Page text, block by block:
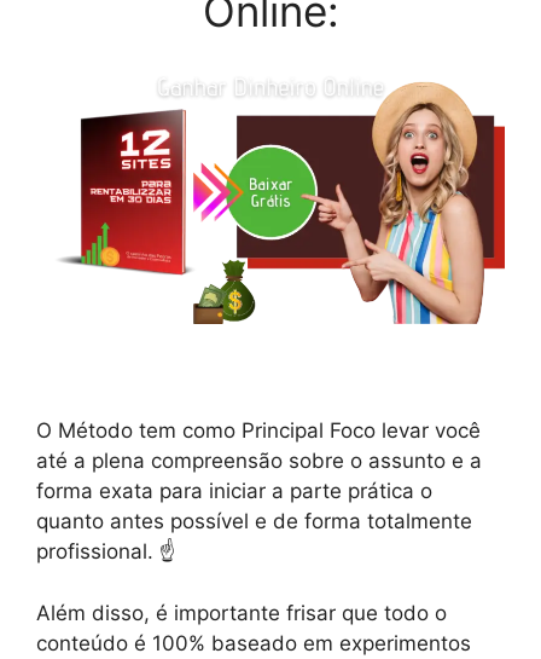
Online:
O Método tem como Principal Foco levar você
até a plena compreensão sobre o assunto e a
forma exata para iniciar a parte prática o
quanto antes possível e de forma totalmente
profissional. ☝️
Além disso, é importante frisar que todo o
conteúdo é 100% baseado em experimentos